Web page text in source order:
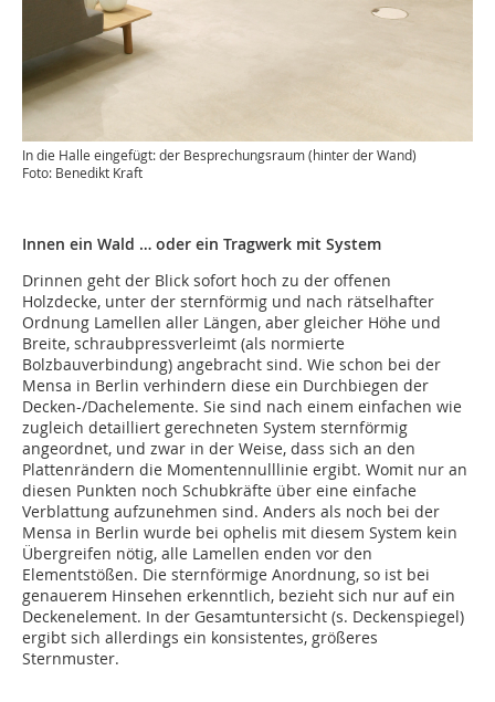
In die Halle eingefügt: der Besprechungsraum (hinter der Wand)
Foto: Benedikt Kraft
Innen ein Wald … oder ein Tragwerk mit System
Drinnen geht der Blick sofort hoch zu der offenen
Holzdecke, unter der sternförmig und nach rätselhafter
Ordnung Lamellen aller Längen, aber gleicher Höhe und
Breite, schraubpressverleimt (als normierte
Bolzbauverbindung) angebracht sind. Wie schon bei der
Mensa in Berlin verhindern diese ein Durchbiegen der
Decken-/Dachelemente. Sie sind nach einem einfachen wie
zugleich detailliert gerechneten System sternförmig
angeordnet, und zwar in der Weise, dass sich an den
Plattenrändern die Momentennulllinie ergibt. Womit nur an
diesen Punkten noch Schubkräfte über eine einfache
Verblattung aufzunehmen sind. Anders als noch bei der
Mensa in Berlin wurde bei ophelis mit diesem System kein
Übergreifen nötig, alle Lamellen enden vor den
Elementstößen. Die sternförmige Anordnung, so ist bei
genauerem Hinsehen erkenntlich, bezieht sich nur auf ein
Deckenelement. In der Gesamtuntersicht (s. Deckenspiegel)
ergibt sich allerdings ein konsistentes, größeres
Sternmuster.